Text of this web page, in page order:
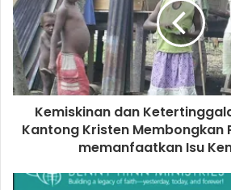
m
a
a
d
s
Kemiskinan dan
Kantong Kristen Membongkan
memanfaatkan Isu